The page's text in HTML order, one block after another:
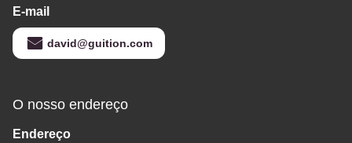
E-mail
david@guition.com
O nosso endereço
Endereço